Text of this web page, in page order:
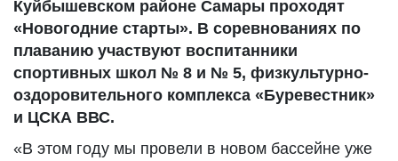
Куйбышевском районе Самары проходят
«Новогодние старты». В соревнованиях по
плаванию участвуют воспитанники
спортивных школ № 8 и № 5, физкультурно-
оздоровительного комплекса «Буревестник»
и ЦСКА ВВС.
«В этом году мы провели в новом бассейне уже